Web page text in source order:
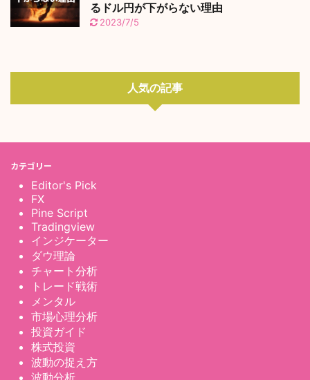
るドル円が下がらない理由
2023/7/5
人気の記事
カテゴリー
Editor's Pick
FX
Pine Script
Tradingview
インジケーター
ダウ理論
チャート分析
トレード戦術
メンタル
市場心理分析
投資ガイド
株式投資
波動の捉え方